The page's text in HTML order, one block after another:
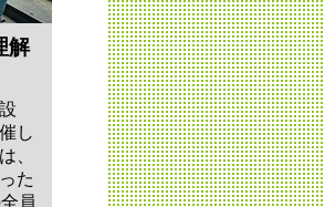
解
し
、
た
員